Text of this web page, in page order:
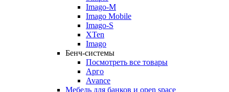
Imago-M
Imago Mobile
Imago-S
XTen
Imago
Бенч-системы
Посмотреть все товары
Арго
Avance
Мебель для банков и open space